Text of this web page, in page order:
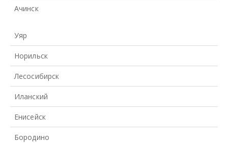
Ачинск
Уяр
Норильск
Лесосибирск
Иланский
Енисейск
Бородино